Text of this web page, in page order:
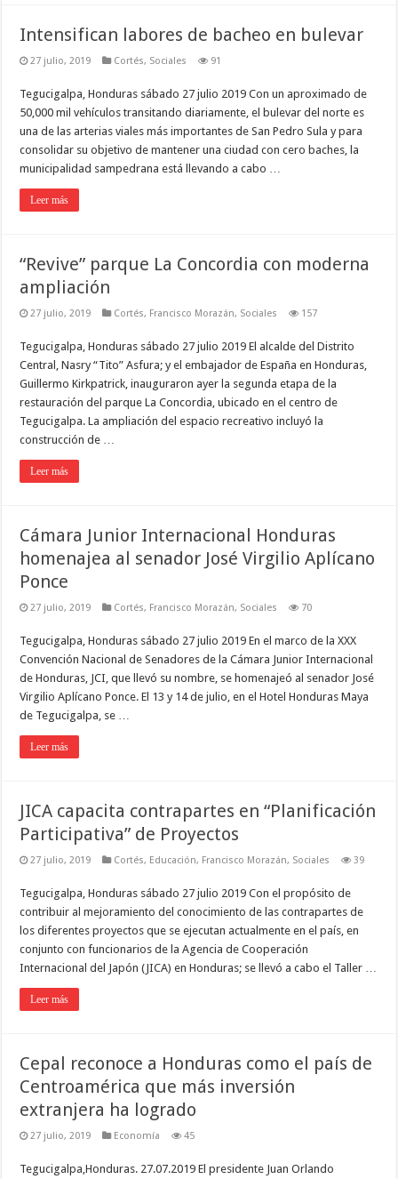
Intensifican labores de bacheo en bulevar
27 julio, 2019 Cortés, Sociales 91
Tegucigalpa, Honduras sábado 27 julio 2019 Con un aproximado de
50,000 mil vehículos transitando diaria­mente, el bulevar del norte es
una de las arterias viales más importan­tes de San Pedro Sula y para
conso­lidar su objetivo de mantener una ciudad con cero baches, la
munici­palidad sampedrana está llevando a cabo …
Leer más
“Revive” parque La Concordia con moderna
ampliación
27 julio, 2019 Cortés, Francisco Morazán, Sociales 157
Tegucigalpa, Honduras sábado 27 julio 2019 El alcalde del Distrito
Central, Nasry “Tito” Asfura; y el embajador de España en Honduras,
Guillermo Kirkpatrick, inauguraron ayer la segunda etapa de la
restauración del parque La Concordia, ubicado en el centro de
Tegucigalpa. La ampliación del espacio recreativo incluyó la
construcción de …
Leer más
Cámara Junior Internacional Honduras
homenajea al senador José Virgilio Aplícano
Ponce
27 julio, 2019 Cortés, Francisco Morazán, Sociales 70
Tegucigalpa, Honduras sábado 27 julio 2019 En el marco de la XXX
Convención Nacional de Senadores de la Cámara Junior Internacional
de Honduras, JCI, que llevó su nombre, se homenajeó al senador José
Virgilio Aplícano Ponce. El 13 y 14 de julio, en el Hotel Honduras Maya
de Tegucigalpa, se …
Leer más
JICA capacita contrapartes en “Planificación
Participativa” de Proyectos
27 julio, 2019 Cortés, Educación, Francisco Morazán, Sociales 39
Tegucigalpa, Honduras sábado 27 julio 2019 Con el propósito de
contribuir al mejoramiento del conocimiento de las contrapartes de
los diferentes proyectos que se ejecutan actualmente en el país, en
conjunto con funcionarios de la Agencia de Cooperación
Internacional del Japón (JICA) en Honduras; se llevó a cabo el Taller …
Leer más
Cepal reconoce a Honduras como el país de
Centroamérica que más inversión
extranjera ha logrado
27 julio, 2019 Economía 45
Tegucigalpa,Honduras. 27.07.2019 El presidente Juan Orlando